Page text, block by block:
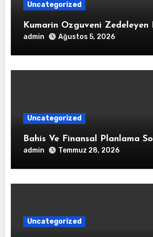
Uncategorized
Kumarin Ozguveni Zedeleyen
admin Ağustos 5, 2026
Uncategorized
Bahis Ve Finansal Planlama
admin Temmuz 28, 2026
Uncategorized